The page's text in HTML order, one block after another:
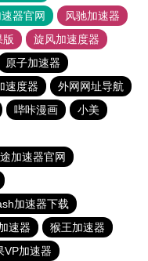
器官网
风驰加速器
版
旋风加速度器
原子加速器
速度器
外网网址导航
哔咔漫画
小美
加速器官网
加速器下载
速器
猴王加速器
VP加速器